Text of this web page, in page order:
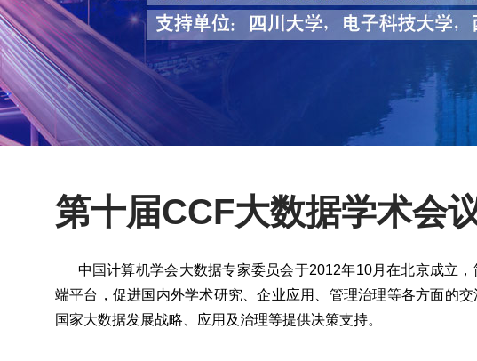
第十届CCF大数据学术会
中国计算机学会大数据专家委员会于2012年10月在北京成立，
端平台，促进国内外学术研究、企业应用、管理治理等各方面的
国家大数据发展战略、应用及治理等提供决策支持。